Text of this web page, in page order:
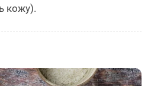
кожу).